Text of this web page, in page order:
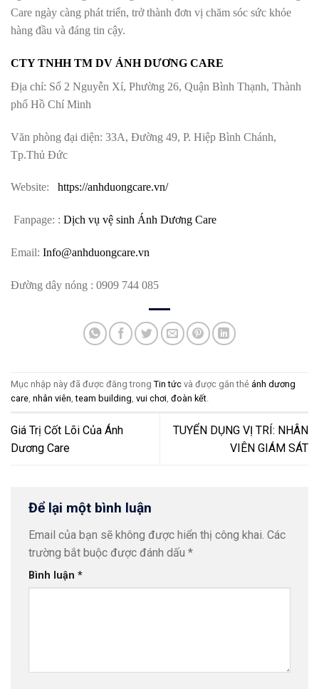
Care ngày càng phát triển, trở thành đơn vị chăm sóc sức khỏe
hàng đầu và đáng tin cậy.
CTY TNHH TM DV ÁNH DƯƠNG CARE
Địa chỉ: Số 2 Nguyễn Xí, Phường 26, Quận Bình Thạnh, Thành
phố Hồ Chí Minh
Văn phòng đại diện: 33A, Đường 49, P. Hiệp Bình Chánh,
Tp.Thủ Đức
Website: https://anhduongcare.vn/
Fanpage: : Dịch vụ vệ sinh Ánh Dương Care
Email: Info@anhduongcare.vn
Đường dây nóng : 0909 744 085
Mục nhập này đã được đăng trong Tin tức và được gắn thẻ ánh dương
care, nhân viên,team building, vui chơi, đoàn kết.
Giá Trị Cốt Lõi Của Ánh
Dương Care
TUYỂN DỤNG VỊ TRÍ: NHÂN
VIÊN GIÁM SÁT
Để lại một bình luận
Email của bạn sẽ không được hiển thị công khai. Các
trường bắt buộc được đánh dấu *
Bình luận *